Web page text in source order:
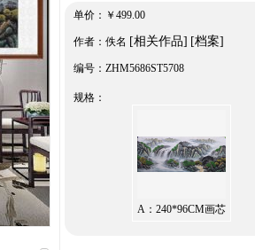
单价： ￥ 499.00
作者：佚名 [相关作品] [档案]
编号：ZHM5686ST5708
规格：
A：240*96CM画芯